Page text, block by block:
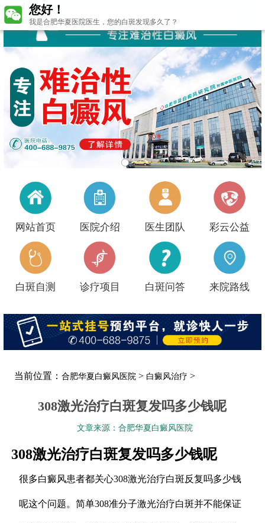
网站首页 医院介绍 医生团队 彩云公益
白斑自测 诊疗项目 白斑问答 来院路线
当前位置：合肥华夏白癜风医院 > 白癜风治疗 >
308激光治疗白斑复发吗多少钱呢
文章来源：合肥华夏白癜风医院
308激光治疗白斑复发吗多少钱呢
很多白癜风患者都关心308激光治疗白斑反复吗多少钱
呢这个问题。简单308准分子激光治疗白斑并不能保证
您好！
我是合肥华夏医院医生，您的白斑发现多久了？